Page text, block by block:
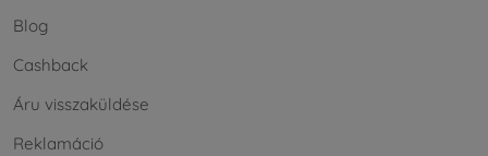
Blog
Cashback
Áru visszaküldése
Reklamáció